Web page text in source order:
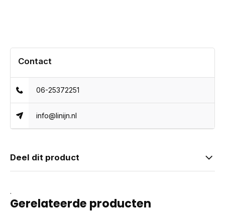
Contact
06-25372251
info@linijn.nl
Deel dit product
.
Gerelateerde producten